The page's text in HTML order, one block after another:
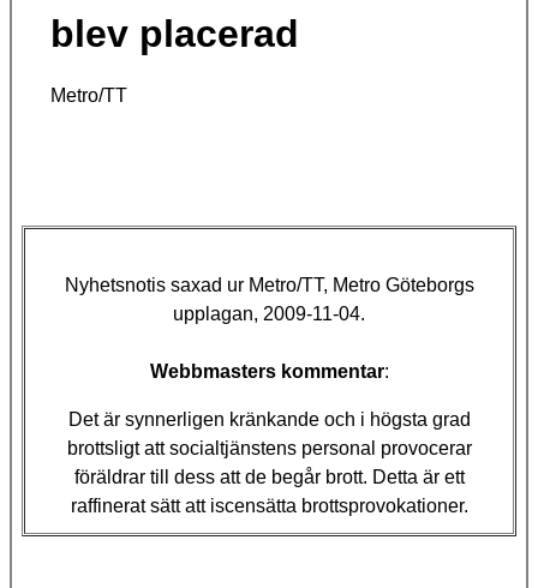
blev placerad
Metro/TT
Nyhetsnotis saxad ur Metro/TT, Metro Göteborgs
upplagan, 2009-11-04.
Webbmasters kommentar:
Det är synnerligen kränkande och i högsta grad
brottsligt att socialtjänstens personal provocerar
föräldrar till dess att de begår brott. Detta är ett
raffinerat sätt att iscensätta brottsprovokationer.